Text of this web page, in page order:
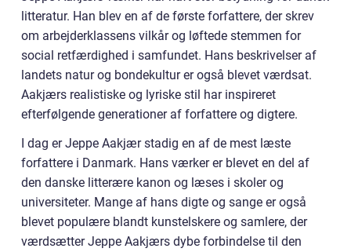
litteratur. Han blev en af de første forfattere, der skrev
om arbejderklassens vilkår og løftede stemmen for
social retfærdighed i samfundet. Hans beskrivelser af
landets natur og bondekultur er også blevet værdsat.
Aakjærs realistiske og lyriske stil har inspireret
efterfølgende generationer af forfattere og digtere.
I dag er Jeppe Aakjær stadig en af de mest læste
forfattere i Danmark. Hans værker er blevet en del af
den danske litterære kanon og læses i skoler og
universiteter. Mange af hans digte og sange er også
blevet populære blandt kunstelskere og samlere, der
værdsætter Jeppe Aakjærs dybe forbindelse til den